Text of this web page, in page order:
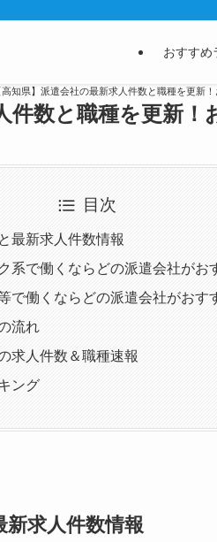
おすすめ
知県】派遣会社の最新求人件数と職種を更新！
件数と職種を更新！
目次
最新求人件数情報
系で働くならどの派遣会社がお
で働くならどの派遣会社がおす
流れ
求人件数＆職種速報
ング
新求人件数情報